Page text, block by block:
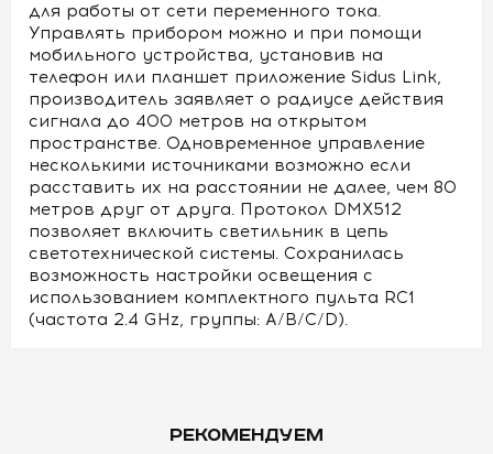
для работы от сети переменного тока.
Управлять прибором можно и при помощи
мобильного устройства, установив на
телефон или планшет приложение Sidus Link,
производитель заявляет о радиусе действия
сигнала до 400 метров на открытом
пространстве. Одновременное управление
несколькими источниками возможно если
расставить их на расстоянии не далее, чем 80
метров друг от друга. Протокол DMX512
позволяет включить светильник в цепь
светотехнической системы. Сохранилась
возможность настройки освещения с
использованием комплектного пульта RC1
(частота 2.4 GHz, группы: A/B/C/D).
РЕКОМЕНДУЕМ